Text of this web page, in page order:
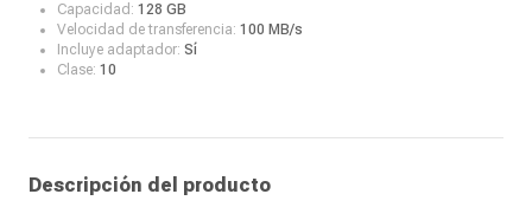
Capacidad: 128 GB
Velocidad de transferencia: 100 MB/s
Incluye adaptador: Sí
Clase: 10
Descripción del producto